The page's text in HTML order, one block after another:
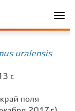
uralensis
г.
край поля